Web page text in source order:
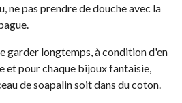
ne pas prendre de douche avec la
garder longtemps, à condition d'en
et pour chaque bijoux fantaisie,
de soapalin soit dans du coton.